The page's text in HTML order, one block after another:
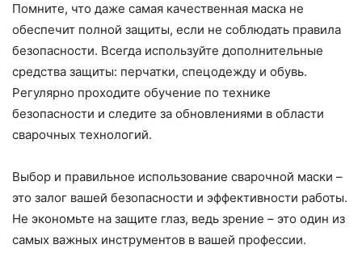
Помните, что даже самая качественная маска не
обеспечит полной защиты, если не соблюдать правила
безопасности. Всегда используйте дополнительные
средства защиты: перчатки, спецодежду и обувь.
Регулярно проходите обучение по технике
безопасности и следите за обновлениями в области
сварочных технологий.
Выбор и правильное использование сварочной маски –
это залог вашей безопасности и эффективности работы.
Не экономьте на защите глаз, ведь зрение – это один из
самых важных инструментов в вашей профессии.